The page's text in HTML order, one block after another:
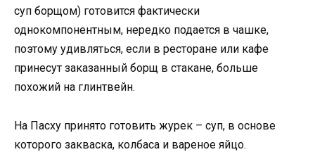
суп борщом) готовится фактически
однокомпонентным, нередко подается в чашке,
поэтому удивляться, если в ресторане или кафе
принесут заказанный борщ в стакане, больше
похожий на глинтвейн.
На Пасху принято готовить журек – суп, в основе
которого закваска, колбаса и вареное яйцо.